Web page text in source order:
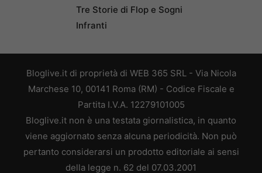
Tre Storie di Flop e Sogni
Infranti
Bloglive.it di proprietà di WEB 365 SRL - Via Nicola
Marchese 10, 00141 Roma (RM) - Codice Fiscale e
Partita I.V.A. 12279101005
Bloglive.it non è una testata giornalistica, in quanto
viene aggiornato senza alcuna periodicità. Non può
pertanto considerarsi un prodotto editoriale ai sensi
della legge n. 62 del 07.03.2001